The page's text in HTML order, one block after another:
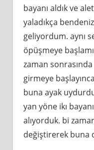
bayanı aldık ve
yaladıkça
geliyordum. aynı
öpüşmeye
zaman
girmeye
buna ayak
yan yöne ikı
alıyorduk. bi
değiştirerek buna